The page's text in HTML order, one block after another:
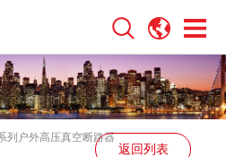
列户外高压真空断路器
返回列表